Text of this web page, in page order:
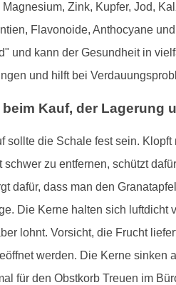
Zink, Kupfer, Jod,
Flavonoide, Anthocyane
und kann der Gesundheit in
und hilft bei
beim Kauf, der Lagerung
sollte die Schale fest sein.
schwer zu entfernen, schützt
dafür, dass man den
Die Kerne halten sich luftdicht
lohnt. Vorsicht, die Frucht
werden. Die Kerne sinken
für den Obstkorb Treuen im